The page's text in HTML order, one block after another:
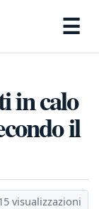
☰
in calo
il
visualizzazioni